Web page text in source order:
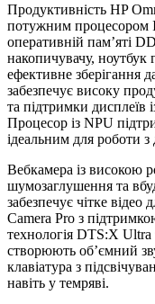
Продуктивність HP
потужним процесором
оперативній пам’яті
накопичувачу, ноутбук
ефективне зберігання
забезпечує високу
та підтримки дисплеїв
Процесор із NPU
ідеальним для роботи
Вебкамера із високою
шумозаглушення та
забезпечує чітке
Camera Pro з
технологія DTS:X
створюють об’ємний
клавіатура з
навіть у темряві.